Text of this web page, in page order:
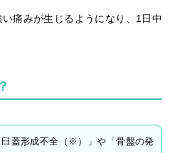
痛みが生じるようになり、1日中
臼蓋形成不全（※）」や「骨盤の発